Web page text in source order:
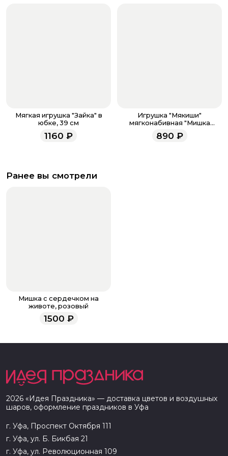
Мягкая игрушка "Зайка" в
юбке, 39 см
1160 ₽
Игрушка "Мякиши"
мягконабивная "Мишка
890 ₽
Ранее вы смотрели
Мишка с сердечком на
животе, розовый
1500 ₽
2026 «Идея Праздника» — доставка цветов и воздушных
шаров, оформление праздников в Уфа
г. Уфа, Проспект Октября 111
г. Уфа, ул. Б. Бикбая 21
г. Уфа, ул. Революционная 109